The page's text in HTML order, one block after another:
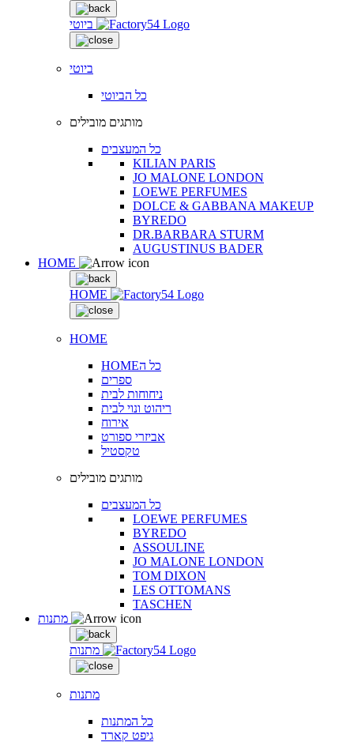
ביוטי
ביוטי
כל הביוטי
מותגים מובילים
כל המעצבים
KILIAN PARIS
JO MALONE LONDON
LOEWE PERFUMES
DOLCE & GABBANA MAKEUP
BYREDO
DR.BARBARA STURM
AUGUSTINUS BADER
HOME
HOME
HOME
HOMEכל ה
ספרים
ניחוחות לבית
ריהוט ונוי לבית
אירוח
אביזרי ספורט
טקסטיל
מותגים מובילים
כל המעצבים
LOEWE PERFUMES
BYREDO
ASSOULINE
JO MALONE LONDON
TOM DIXON
LES OTTOMANS
TASCHEN
מתנות
מתנות
כל המתנות
גיפט קארד